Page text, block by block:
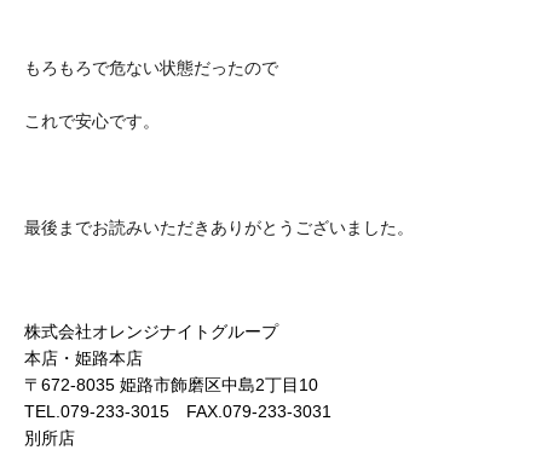
もろもろで危ない状態だったので
これで安心です。
最後までお読みいただきありがとうございました。
株式会社オレンジナイトグループ
本店・姫路本店
〒672-8035 姫路市飾磨区中島2丁目10
TEL.079-233-3015 FAX.079-233-3031
別所店